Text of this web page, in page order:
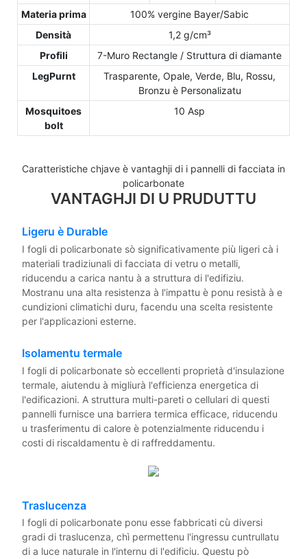
Materia prima
100% vergine Bayer/Sabic
Densità
1,2 g/cm³
Profili
7-Muro Rectangle / Struttura di diamante
LegPurnt
Trasparente, Opale, Verde, Blu, Rossu,
Bronzu è Personalizatu
Mosquitoes
bolt
10 Asp
Caratteristiche chjave è vantaghji di i pannelli di facciata in
policarbonate
VANTAGHJI DI U PRUDUTTU
Ligeru è Durable
I fogli di policarbonate sò significativamente più ligeri cà i
materiali tradiziunali di facciata di vetru o metalli,
riducendu a carica nantu à a struttura di l'edifiziu.
Mostranu una alta resistenza à l'impattu è ponu resistà à e
cundizioni climatichi duru, facendu una scelta resistente
per l'applicazioni esterne.
Isolamentu termale
I fogli di policarbonate sò eccellenti proprietà d'insulazione
termale, aiutendu à migliurà l'efficienza energetica di
l'edificazioni. A struttura multi-pareti o cellulari di questi
pannelli furnisce una barriera termica efficace, riducendu
u trasferimentu di calore è potenzialmente riducendu i
costi di riscaldamentu è di raffreddamentu.
Traslucenza
I fogli di policarbonate ponu esse fabbricati cù diversi
gradi di traslucenza, chì permettenu l'ingressu cuntrullatu
di a luce naturale in l'internu di l'edificiu. Questu pò